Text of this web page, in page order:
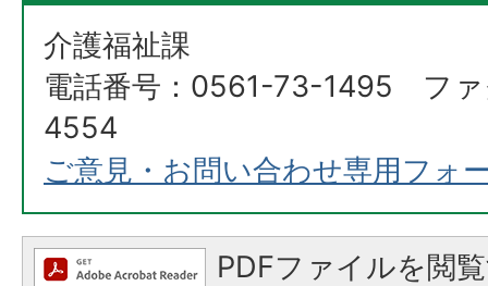
介護福祉課
電話番号：0561-73-1495 フ
4554
ご意見・お問い合わせ専用フォ
PDFファイルを閲